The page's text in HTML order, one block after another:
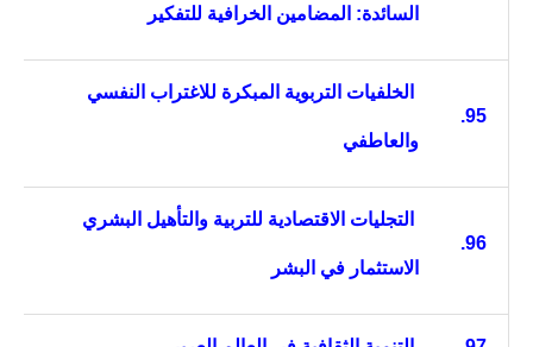
السائدة: المضامين الخرافية للتفكير
95.
الخلفيات التربوية المبكرة للاغتراب النفسي
والعاطفي
96.
التجليات الاقتصادية للتربية والتأهيل البشري
الاستثمار في البشر